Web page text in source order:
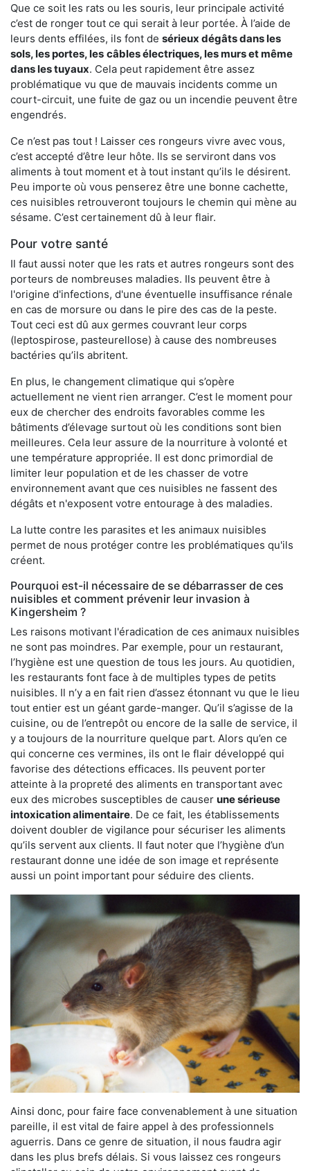
Que ce soit les rats ou les souris, leur principale activité
c’est de ronger tout ce qui serait à leur portée. À l’aide de
leurs dents effilées, ils font de sérieux dégâts dans les
sols, les portes, les câbles électriques, les murs et même
dans les tuyaux. Cela peut rapidement être assez
problématique vu que de mauvais incidents comme un
court-circuit, une fuite de gaz ou un incendie peuvent être
engendrés.
Ce n’est pas tout ! Laisser ces rongeurs vivre avec vous,
c’est accepté d’être leur hôte. Ils se serviront dans vos
aliments à tout moment et à tout instant qu’ils le désirent.
Peu importe où vous penserez être une bonne cachette,
ces nuisibles retrouveront toujours le chemin qui mène au
sésame. C’est certainement dû à leur flair.
Pour votre santé
Il faut aussi noter que les rats et autres rongeurs sont des
porteurs de nombreuses maladies. Ils peuvent être à
l'origine d'infections, d'une éventuelle insuffisance rénale
en cas de morsure ou dans le pire des cas de la peste.
Tout ceci est dû aux germes couvrant leur corps
(leptospirose, pasteurellose) à cause des nombreuses
bactéries qu’ils abritent.
En plus, le changement climatique qui s’opère
actuellement ne vient rien arranger. C’est le moment pour
eux de chercher des endroits favorables comme les
bâtiments d’élevage surtout où les conditions sont bien
meilleures. Cela leur assure de la nourriture à volonté et
une température appropriée. Il est donc primordial de
limiter leur population et de les chasser de votre
environnement avant que ces nuisibles ne fassent des
dégâts et n'exposent votre entourage à des maladies.
La lutte contre les parasites et les animaux nuisibles
permet de nous protéger contre les problématiques qu'ils
créent.
Pourquoi est-il nécessaire de se débarrasser de ces
nuisibles et comment prévenir leur invasion à
Kingersheim ?
Les raisons motivant l'éradication de ces animaux nuisibles
ne sont pas moindres. Par exemple, pour un restaurant,
l’hygiène est une question de tous les jours. Au quotidien,
les restaurants font face à de multiples types de petits
nuisibles. Il n’y a en fait rien d’assez étonnant vu que le lieu
tout entier est un géant garde-manger. Qu’il s’agisse de la
cuisine, ou de l’entrepôt ou encore de la salle de service, il
y a toujours de la nourriture quelque part. Alors qu’en ce
qui concerne ces vermines, ils ont le flair développé qui
favorise des détections efficaces. Ils peuvent porter
atteinte à la propreté des aliments en transportant avec
eux des microbes susceptibles de causer une sérieuse
intoxication alimentaire. De ce fait, les établissements
doivent doubler de vigilance pour sécuriser les aliments
qu’ils servent aux clients. Il faut noter que l’hygiène d’un
restaurant donne une idée de son image et représente
aussi un point important pour séduire des clients.
Ainsi donc, pour faire face convenablement à une situation
pareille, il est vital de faire appel à des professionnels
aguerris. Dans ce genre de situation, il nous faudra agir
dans les plus brefs délais. Si vous laissez ces rongeurs